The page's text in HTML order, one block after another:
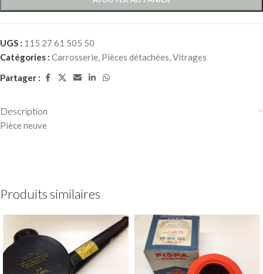
UGS : 115 27 61 505 50
Catégories : Carrosserie, Pièces détachées,Vitrages
Partager :
Description
Pièce neuve
Produits similaires